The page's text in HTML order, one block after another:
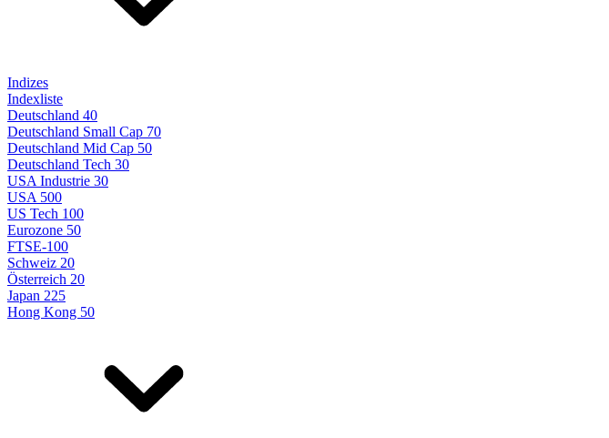
Indizes
Indexliste
Deutschland 40
Deutschland Small Cap 70
Deutschland Mid Cap 50
Deutschland Tech 30
USA Industrie 30
USA 500
US Tech 100
Eurozone 50
FTSE-100
Schweiz 20
Österreich 20
Japan 225
Hong Kong 50